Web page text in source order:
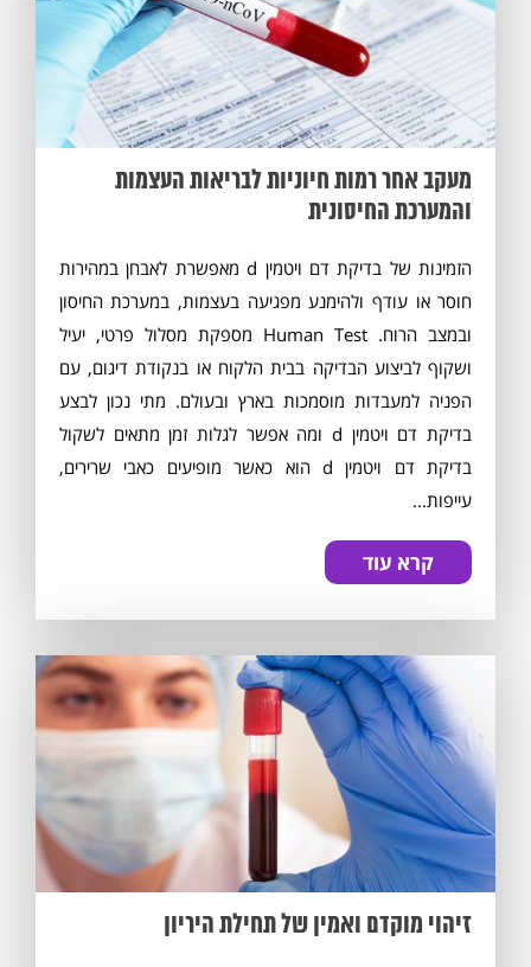
מעקב אחר רמות חיוניות לבריאות העצמות
והמערכת החיסונית
הזמינות של בדיקת דם ויטמין d מאפשרת לאבחן במהירות
חוסר או עודף ולהימנע מפגיעה בעצמות, במערכת החיסון
ובמצב הרוח. Human Test מספקת מסלול פרטי, יעיל
ושקוף לביצוע הבדיקה בבית הלקוח או בנקודת דיגום, עם
הפניה למעבדות מוסמכות בארץ ובעולם. מתי נכון לבצע
בדיקת דם ויטמין d ומה אפשר לגלות זמן מתאים לשקול
בדיקת דם ויטמין d הוא כאשר מופיעים כאבי שרירים,
עייפות...
קרא עוד
זיהוי מוקדם ואמין של תחילת היריון